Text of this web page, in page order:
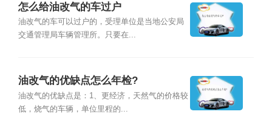
怎么给油改气的车过户
油改气的车可以过户的，受理单位是当地公安局
交通管理局车辆管理所。只要在...
油改气的优缺点怎么年检?
油改气的优缺点是：1、更经济，天然气的价格较
低，烧气的车辆，单位里程的...